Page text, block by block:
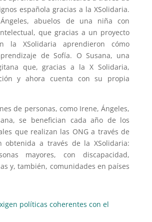
española gracias a la XSolidaria.
abuelos de una niña con
que gracias a un proyecto
la XSolidaria aprendieron cómo
de Sofía. O Susana, una
que, gracias a la X Solidaria,
y ahora cuenta con su propia
de personas, como Irene, Ángeles,
se benefician cada año de los
que realizan las ONG a través de
obtenida a través de la XSolidaria:
mayores, con discapacidad,
y, también, comunidades en países
políticas coherentes con el